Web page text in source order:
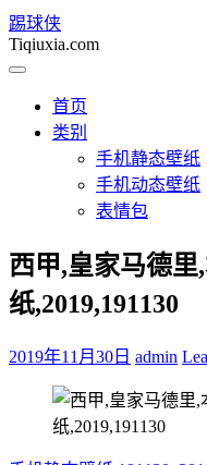
踢球侠
Tiqiuxia.com
首页
类别
手机静态壁纸
手机动态壁纸
表情包
西甲,皇家马德
纸,2019,191130
2019年11月30日 admin